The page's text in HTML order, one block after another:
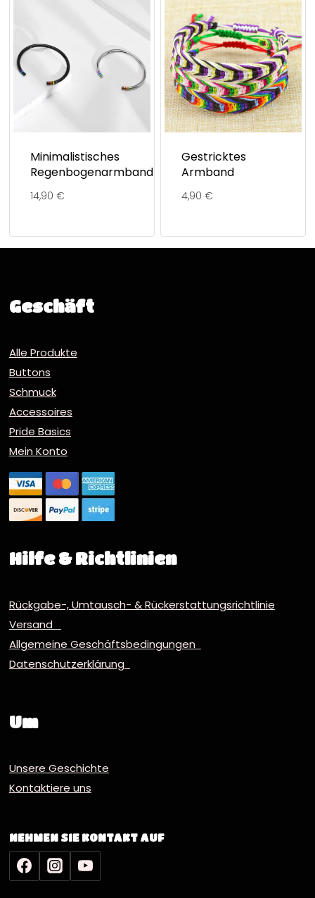
Minimalistisches
Regenbogenarmband
14,90 €
Gestricktes
Armband
4,90 €
Geschäft
Alle Produkte
Buttons
Schmuck
Accessoires
Pride Basics
Mein Konto
Hilfe & Richtlinien
Rückgabe-, Umtausch- & Rückerstattungsrichtlinie
Versand
Allgemeine Geschäftsbedingungen
Datenschutzerklärung
Um
Unsere Geschichte
Kontaktiere uns
NEHMEN SIE KONTAKT AUF